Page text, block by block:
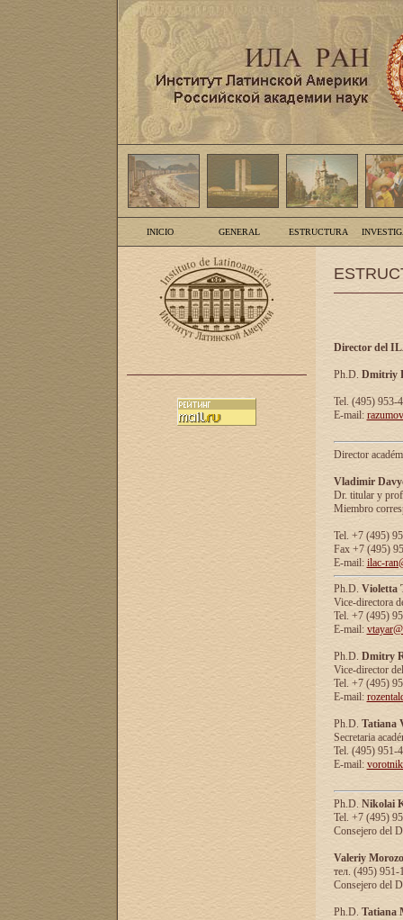
INICIO GENERAL ESTRUCTURA
Director del
Ph.D. Dmitriy
Tel. (495) 953-
E-mail:
Director
Vladimir
Dr. titular y
Miembro
Tel. +7 (495)
Fax +7 (495)
E-mail: ilac-
Ph.D. Violetta
Vice-directora
Tel. +7 (495)
E-mail:
Ph.D. Dmitry
Vice-director
Tel. +7 (495)
E-mail:
Ph.D. Tatiana
Secretaria
Tel. (495) 951-
E-mail:
Ph.D. Nikolai
Tel. +7 (495)
Consejero del
Valeriy
тел. (495) 951-
Consejero del
Ph.D. Tatiana